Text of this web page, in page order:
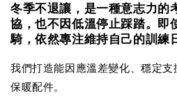
冬季不退讓，是一種意志力的
協，也不因低溫停止踩踏。即
騎，依然專注維持自己的訓練
我們打造能因應溫差變化、穩定
保暖配件。